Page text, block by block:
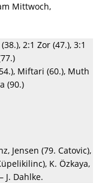
Mittwoch,
2:1 Zor (47.), 3:1
Miftari (60.), Muth
(90.)
Jensen (79. Catovic),
K. Özkaya,
J. Dahlke.